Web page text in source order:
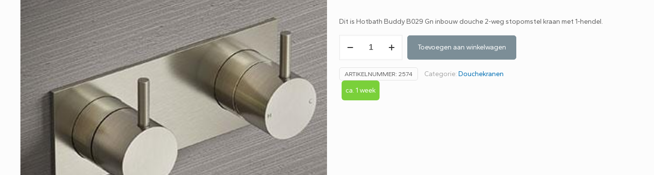
Dit is Hotbath Buddy B029 Gn inbouw douche 2-weg stopomstel kraan met 1-hendel.
douche
weg
Toevoegen aan winkelwagen
ARTIKELNUMMER:2574 Categorie:Douchekranen
ca. 1 week